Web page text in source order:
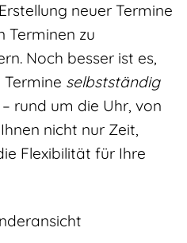
neuer Termine
Terminen zu
Noch besser ist es,
selbstständig
rund um die Uhr, von
nicht nur Zeit,
Flexibilität für Ihre